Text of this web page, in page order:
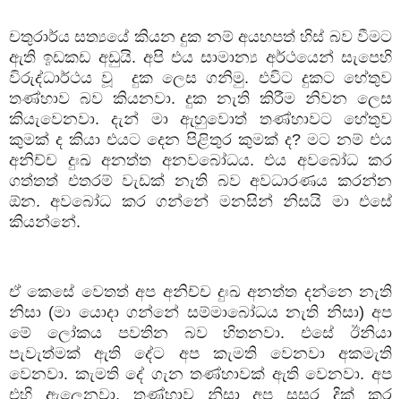
චතුරාර්ය සත්‍යයේ කියන දුක නම් අයහපත් හිස් බව වීමට
ඇති ඉඩකඩ අඩුයි. අපි එය සාමාන්‍ය අර්ථයෙන් සැපෙහි
විරුද්ධාර්ථය වූ දුක ලෙස ගනිමු. එවිට දුකට හේතුව
තණ්හාව බව කියනවා. දුක නැති කිරීම නිවන ලෙස
කියැවෙනවා.දැන් මා ඇහුවොත් තණ්හාවට
හේතුව
කුමක් ද කියා එයට දෙන පිළිතුර කුමක් ද? මට නම් එය
අනිච්ච දුඃඛ අනත්ත අනවබෝධය. එය අවබෝධ කර
ගත්තත් එතරම් වැඩක් නැති බව අවධාරණය කරන්න
ඕන.අවබෝධ කර ගන්නේ මනසින් නිසයි මා එසේ
කියන්නේ.
ඒ කෙසේ වෙතත් අප අනිච්ච දුඃඛ අනත්ත දන්නෙ නැති
නිසා (මා යොදා ගන්නේ සම්මාබෝධය නැති නිසා)අප
මේ
ලෝකය පවතින බව හිතනවා.එසේ
ඊනියා
පැවැත්මක්
ඇති දේට අප කැමති වෙනවා
අකමැති
වෙනවා. කැමති දේ ගැන තණ්හාවක් ඇති වෙනවා.අප
එහි
ඇලෙනවා. තණ්හාව නිසා අප සසර දික් කර